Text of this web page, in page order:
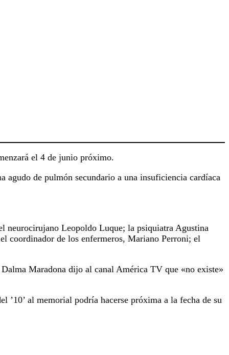
el 4 de junio próximo.
agudo de pulmón secundario a una insuficiencia cardíaca
neurocirujano Leopoldo Luque; la psiquiatra Agustina
coordinador de los enfermeros, Mariano Perroni; el
Maradona dijo al canal América TV que «no existe»
’10’ al memorial podría hacerse próxima a la fecha de su